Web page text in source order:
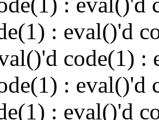
: eval()'d
code(1) :
: eval()'d
: eval()'d